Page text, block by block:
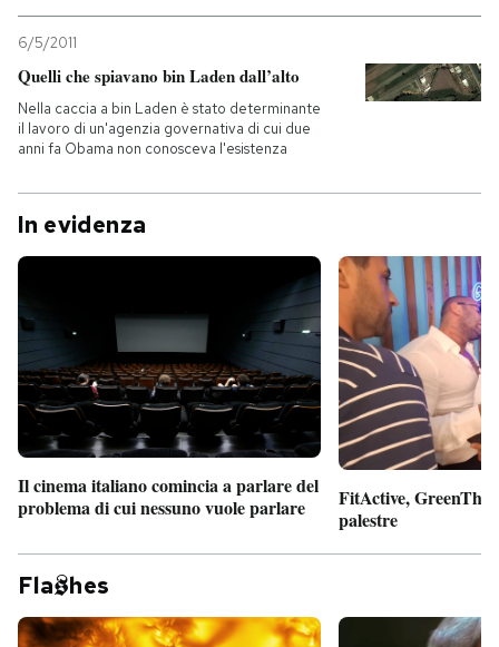
6/5/2011
Quelli che spiavano bin Laden dall’alto
Nella caccia a bin Laden è stato determinante
il lavoro di un'agenzia governativa di cui due
anni fa Obama non conosceva l'esistenza
In evidenza
Il cinema italiano comincia a parlare del
problema di cui nessuno vuole parlare
FitActive,
palestre
Fla hes